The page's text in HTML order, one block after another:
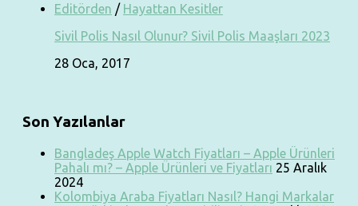
Editörden / Hayattan Kesitler
Sivil Polis Nasıl Olunur? Sivil Polis Maaşları 2023
28 Oca, 2017
Son Yazılanlar
Bangladeş Apple Watch Fiyatları – Apple Ürünleri
Pahalı mı? – Apple Ürünleri ve Fiyatları 25 Aralık
2024
Kolombiya Araba Fiyatları Nasıl? Hangi Markalar